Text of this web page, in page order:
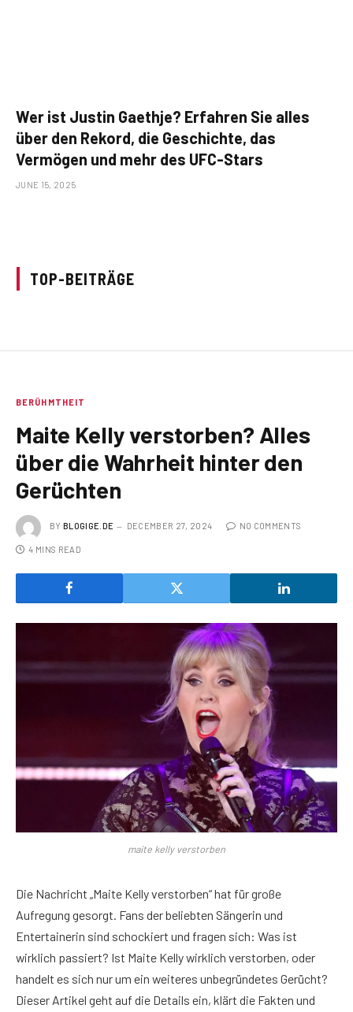
Wer ist Justin Gaethje? Erfahren Sie alles
über den Rekord, die Geschichte, das
Vermögen und mehr des UFC-Stars
JUNE 15, 2025
TOP-BEITRÄGE
BERÜHMTHEIT
Maite Kelly verstorben? Alles
über die Wahrheit hinter den
Gerüchten
BY BLOGIGE.DE DECEMBER 27, 2024 NO COMMENTS
4 MINS READ
maite kelly verstorben
Die Nachricht „Maite Kelly verstorben“ hat für große
Aufregung gesorgt. Fans der beliebten Sängerin und
Entertainerin sind schockiert und fragen sich: Was ist
wirklich passiert? Ist Maite Kelly wirklich verstorben, oder
handelt es sich nur um ein weiteres unbegründetes Gerücht?
Dieser Artikel geht auf die Details ein, klärt die Fakten und